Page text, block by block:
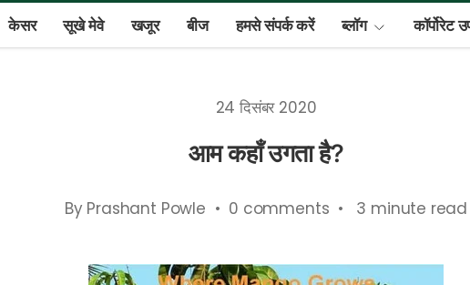
केसर सूखे मेवे खजूर बीज हमसे संपर्क करें ब्लॉग कॉर्पोरेट
24 दिसंबर 2020
आम कहाँ उगता है?
By Prashant Powle • 0 comments • 3 minute read